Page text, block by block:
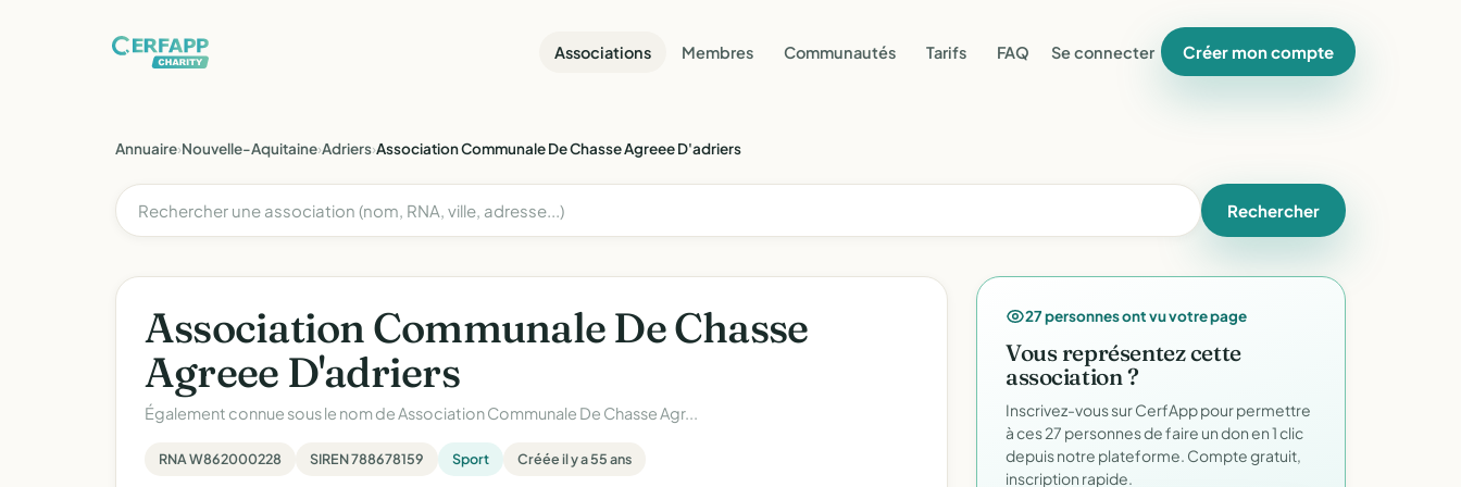
Associations Membres Communautés Tarifs FAQ Se connecter Créer mon compte
Annuaire›Nouvelle-Aquitaine›Adriers›Association Communale De Chasse Agreee D'adriers
Rechercher
Association Communale De Chasse
Agreee D'adriers
Également connue sous le nom deAssociation Communale De Chasse Agr...
RNA W862000228 SIREN 788678159 Sport Créée il y a 55 ans
27 personnes ont vu votre page
Vous représentez cette
association ?
Inscrivez-vous sur CerfApp pour permettre
à ces 27 personnes de faire un don en 1 clic
depuis notre plateforme. Compte gratuit,
inscription rapide.